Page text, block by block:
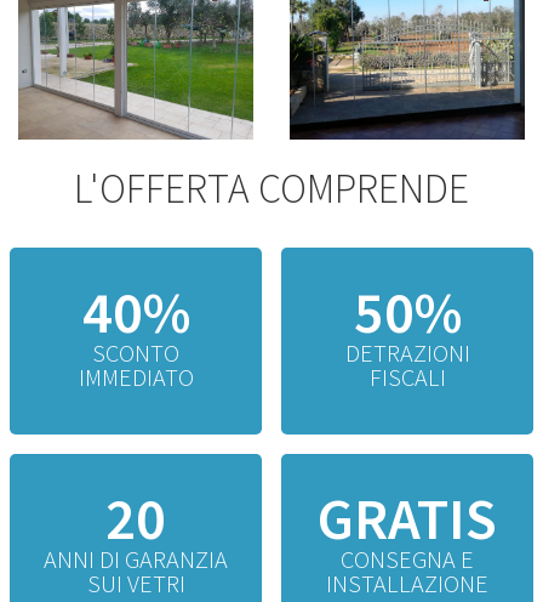
L'OFFERTA COMPRENDE
40%
SCONTO
IMMEDIATO
50%
DETRAZIONI
FISCALI
20
ANNI DI GARANZIA
SUI VETRI
GRATIS
CONSEGNA E
INSTALLAZIONE